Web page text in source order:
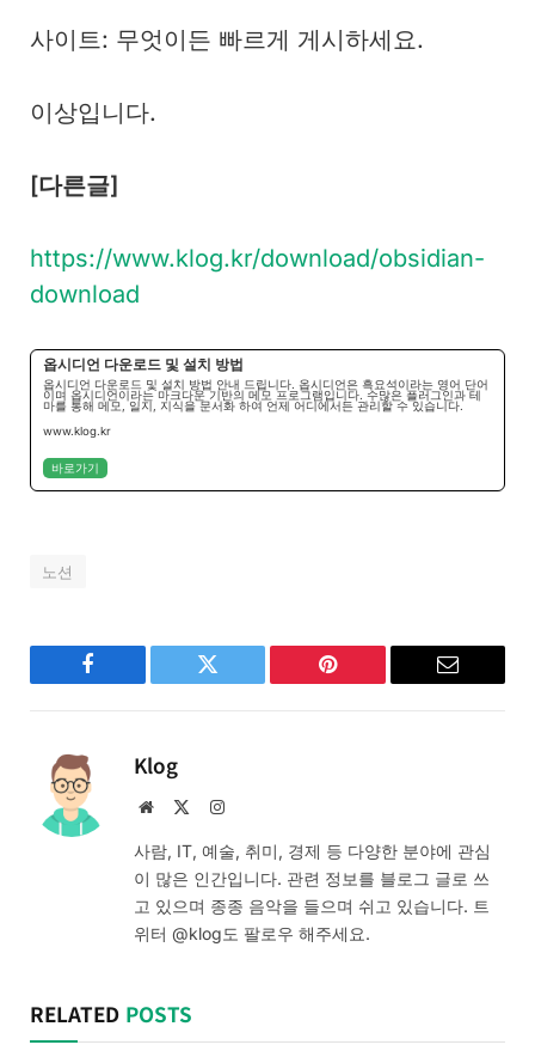
사이트: 무엇이든 빠르게 게시하세요.
이상입니다.
[다른글]
https://www.klog.kr/download/obsidian-
download
옵시디언 다운로드 및 설치 방법
옵시디언 다운로드 및 설치 방법 안내 드립니다. 옵시디언은 흑요석이라는 영어 단어
이며 옵시디언이라는 마크다운 기반의 메모 프로그램입니다. 수많은 플러그인과 테
마를 통해 메모, 일지, 지식을 문서화 하여 언제 어디에서든 관리할 수 있습니다.
www.klog.kr
바로가기
노션
Facebook Twitter Pinterest Email
Klog
Website Instagram
사람, IT, 예술, 취미, 경제 등 다양한 분야에 관심
이 많은 인간입니다. 관련 정보를 블로그 글로 쓰
고 있으며 종종 음악을 들으며 쉬고 있습니다. 트
위터 @klog도 팔로우 해주세요.
RELATED POSTS